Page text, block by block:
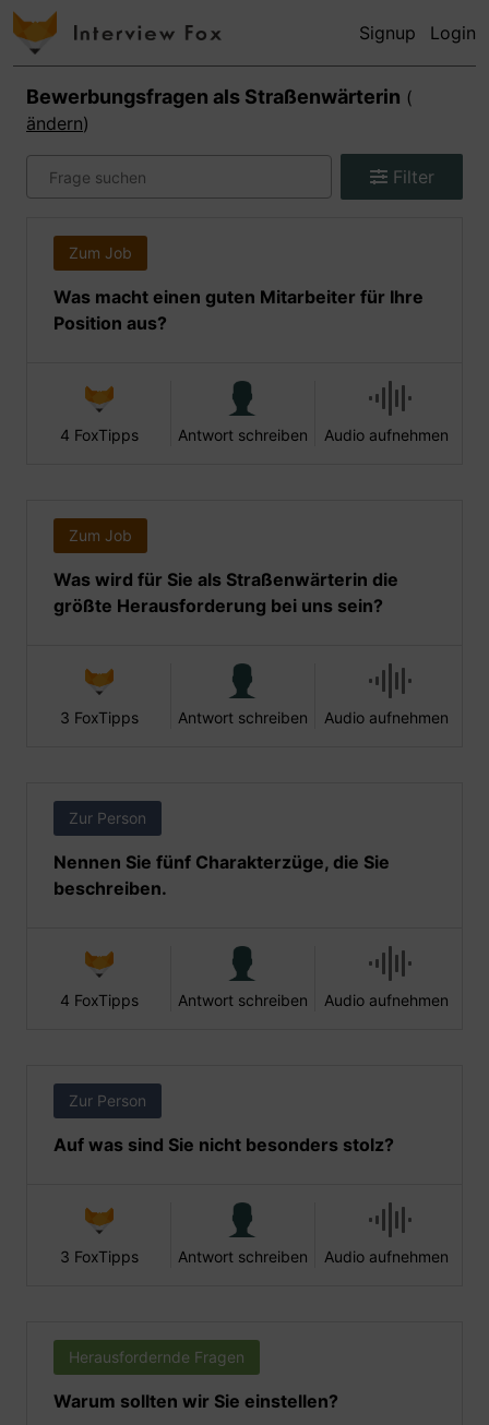
Signup Login
Bewerbungsfragen als Straßenwärterin (
ändern)
Filter
Zum Job
Was macht einen guten Mitarbeiter für Ihre
Position aus?
4 FoxTipps Antwort schreiben Audio aufnehmen
Zum Job
Was wird für Sie als Straßenwärterin die
größte Herausforderung bei uns sein?
3 FoxTipps Antwort schreiben Audio aufnehmen
Zur Person
Nennen Sie fünf Charakterzüge, die Sie
beschreiben.
4 FoxTipps Antwort schreiben Audio aufnehmen
Zur Person
Auf was sind Sie nicht besonders stolz?
3 FoxTipps Antwort schreiben Audio aufnehmen
Herausfordernde Fragen
Warum sollten wir Sie einstellen?